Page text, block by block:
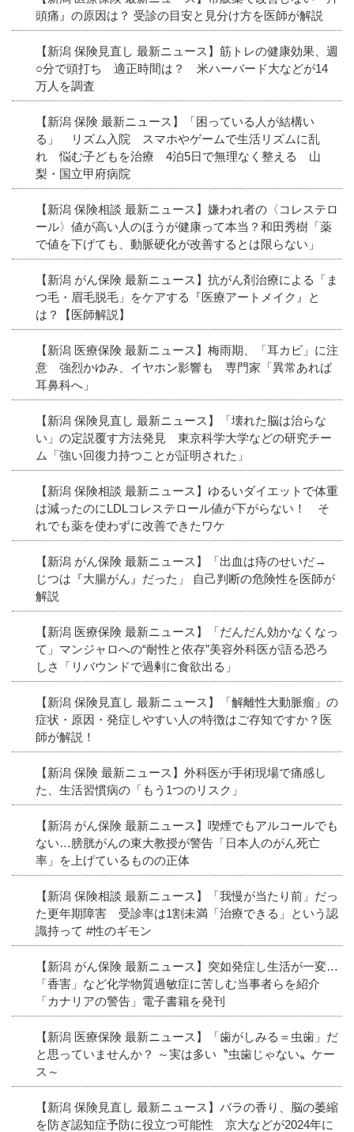
頭痛』の原因は？ 受診の目安と見分け方を医師が解説
【新潟 保険見直し 最新ニュース】筋トレの健康効果、週
○分で頭打ち 適正時間は？ 米ハーバード大などが14
万人を調査
【新潟 保険 最新ニュース】「困っている人が結構い
る」 リズム入院 スマホやゲームで生活リズムに乱
れ 悩む子どもを治療 4泊5日で無理なく整える 山
梨・国立甲府病院
【新潟 保険相談 最新ニュース】嫌われ者の〈コレステロ
ール〉値が高い人のほうが健康って本当？和田秀樹「薬
で値を下げても、動脈硬化が改善するとは限らない」
【新潟 がん保険 最新ニュース】抗がん剤治療による「ま
つ毛・眉毛脱毛」をケアする『医療アートメイク』と
は？【医師解説】
【新潟 医療保険 最新ニュース】梅雨期、「耳カビ」に注
意 強烈かゆみ、イヤホン影響も 専門家「異常あれば
耳鼻科へ」
【新潟 保険見直し 最新ニュース】「壊れた脳は治らな
い」の定説覆す方法発見 東京科学大学などの研究チー
ム「強い回復力持つことが証明された」
【新潟 保険相談 最新ニュース】ゆるいダイエットで体重
は減ったのにLDLコレステロール値が下がらない！ そ
れでも薬を使わずに改善できたワケ
【新潟 がん保険 最新ニュース】「出血は痔のせいだ→
じつは『大腸がん』だった」 自己判断の危険性を医師が
解説
【新潟 医療保険 最新ニュース】「だんだん効かなくなっ
て」マンジャロへの“耐性と依存”美容外科医が語る恐ろ
しさ「リバウンドで過剰に食欲出る」
【新潟 保険見直し 最新ニュース】「解離性大動脈瘤」の
症状・原因・発症しやすい人の特徴はご存知ですか？医
師が解説！
【新潟 保険 最新ニュース】外科医が手術現場で痛感し
た、生活習慣病の「もう1つのリスク」
【新潟 がん保険 最新ニュース】喫煙でもアルコールでも
ない…膀胱がんの東大教授が警告「日本人のがん死亡
率」を上げているものの正体
【新潟 保険相談 最新ニュース】「我慢が当たり前」だっ
た更年期障害 受診率は1割未満「治療できる」という認
識持って #性のギモン
【新潟 がん保険 最新ニュース】突如発症し生活が一変…
「香害」など化学物質過敏症に苦しむ当事者らを紹介
「カナリアの警告」電子書籍を発刊
【新潟 医療保険 最新ニュース】「歯がしみる＝虫歯」だ
と思っていませんか？ ～実は多い〝虫歯じゃない〟ケー
ス～
【新潟 保険見直し 最新ニュース】バラの香り、脳の萎縮
を防ぎ認知症予防に役立つ可能性 京大などが2024年に